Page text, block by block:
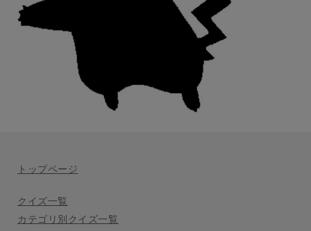
トップページ
クイズ一覧
カテゴリ別クイズ一覧